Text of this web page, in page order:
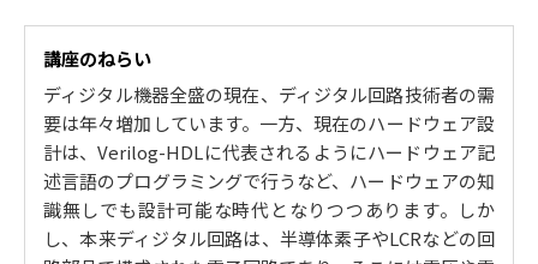
3. アナログ回路のセンスを磨く
直流電源の重要性 / ～安定した直流を得るには？～ / ノ
イズの発生と対処 / ～ノイズはどこからやってくるの？
～ / A/D変換・D/A変換について / ～アナログとデジタ
ルの仲をとりもつ～ / 回路の実際 / ～理想と現実のギャ
ップを埋めるために～
講座のねらい
ディジタル機器全盛の現在、ディジタル回路技術者の需
要は年々増加しています。一方、現在のハードウェア設
計は、Verilog-HDLに代表されるようにハードウェア記
述言語のプログラミングで行うなど、ハードウェアの知
識無しでも設計可能な時代となりつつあります。しか
し、本来ディジタル回路は、半導体素子やLCRなどの回